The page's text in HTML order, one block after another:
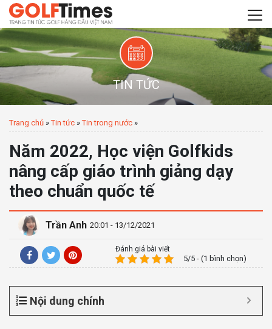
TIN TỨC
Trang chủ »Tin tức »Tin trong nước »
Năm 2022, Học viện Golfkids
nâng cấp giáo trình giảng dạy
theo chuẩn quốc tế
Trần Anh 20:01 - 13/12/2021
Đánh giá bài viết
5/5 - (1 bình chọn)
Nội dung chính